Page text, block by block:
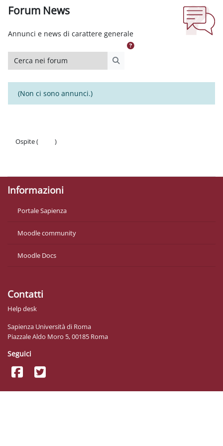
Forum News
Annunci e news di carattere generale
Cerca nei forum
(Non ci sono annunci.)
Ospite (
)
Informazioni
Portale Sapienza
Moodle community
Moodle Docs
Contatti
Help desk
Sapienza Università di Roma
Piazzale Aldo Moro 5, 00185 Roma
Seguici